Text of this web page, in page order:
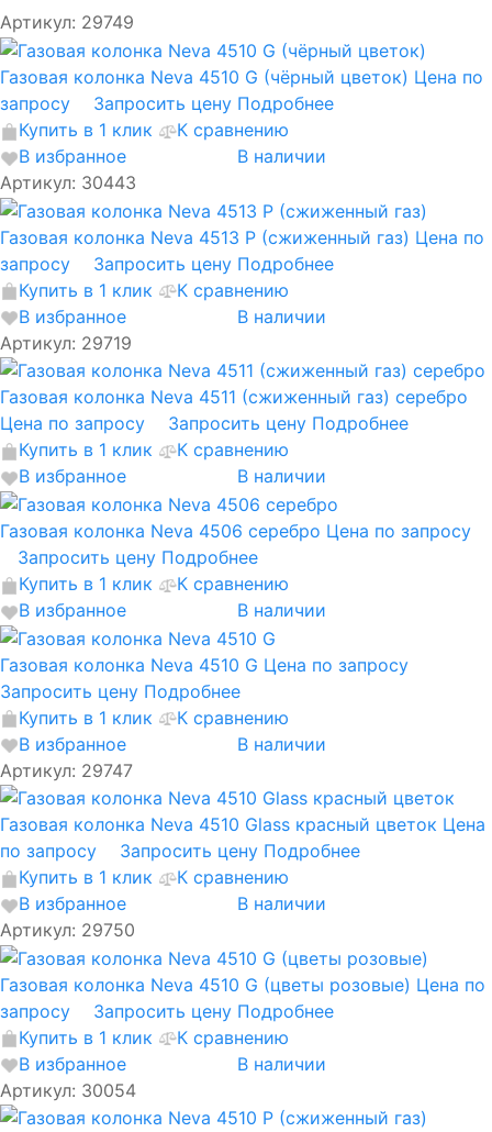
Артикул: 29749
Газовая колонка Neva 4510 G (чёрный цветок) Цена по
запросу
Запросить цену Подробнее
Купить в 1 клик
К сравнению
В избранное
В наличии
Артикул: 30443
Газовая колонка Neva 4513 P (сжиженный газ) Цена по
запросу
Запросить цену Подробнее
Купить в 1 клик
К сравнению
В избранное
В наличии
Артикул: 29719
Газовая колонка Neva 4511 (сжиженный газ) серебро
Цена по запросу
Запросить цену Подробнее
Купить в 1 клик
К сравнению
В избранное
В наличии
Газовая колонка Neva 4506 серебро Цена по запросу
Запросить цену Подробнее
Купить в 1 клик
К сравнению
В избранное
В наличии
Газовая колонка Neva 4510 G Цена по запросу
Запросить цену Подробнее
Купить в 1 клик
К сравнению
В избранное
В наличии
Артикул: 29747
Газовая колонка Neva 4510 Glass красный цветок Цена
по запросу
Запросить цену Подробнее
Купить в 1 клик
К сравнению
В избранное
В наличии
Артикул: 29750
Газовая колонка Neva 4510 G (цветы розовые) Цена по
запросу
Запросить цену Подробнее
Купить в 1 клик
К сравнению
В избранное
В наличии
Артикул: 30054